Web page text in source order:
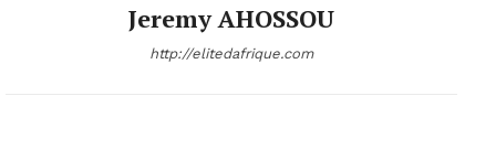
Jeremy AHOSSOU
http://elitedafrique.com